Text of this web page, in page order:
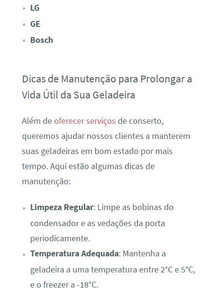
LG
GE
Bosch
Dicas de Manutenção para Prolongar a
Vida Útil da Sua Geladeira
Além deoferecer serviços de conserto,
queremos ajudar nossos clientes a manterem
suas geladeiras em bom estado por mais
tempo. Aqui estão algumas dicas de
manutenção:
Limpeza Regular: Limpe as bobinas do
condensador e as vedações da porta
periodicamente.
Temperatura Adequada: Mantenha a
geladeira a uma temperatura entre 2°C e 5°C,
e o freezer a -18°C.